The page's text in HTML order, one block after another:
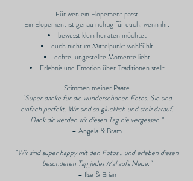
Für wen ein Elopement passt
Ein Elopement ist genau richtig für euch, wenn ihr:
bewusst klein heiraten möchtet
euch nicht im Mittelpunkt wohlfühlt
echte, ungestellte Momente liebt
Erlebnis und Emotion über Traditionen stellt
Stimmen meiner Paare
"Super danke für die wunderschönen Fotos. Sie sind
einfach perfekt. Wir sind so glücklich und stolz darauf.
Dank dir werden wir diesen Tag nie vergessen."
– Angela & Bram
"Wir sind super happy mit den Fotos… und erleben diesen
besonderen Tag jedes Mal aufs Neue."
– Ilse & Brian